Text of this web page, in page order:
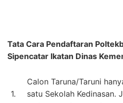
Tata Cara Pendaftaran
Sipencatar Ikatan Dinas
1.
Calon Taruna/Taruni
satu Sekolah Kedinasan.